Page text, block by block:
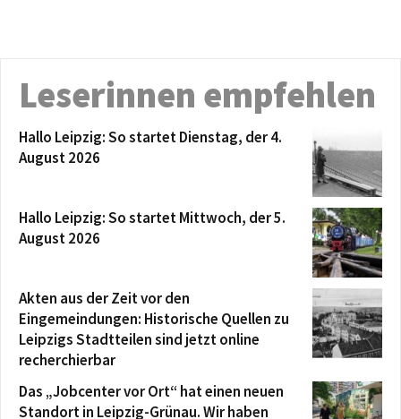
Leserinnen empfehlen
Hallo Leipzig: So startet Dienstag, der 4.
August 2026
Hallo Leipzig: So startet Mittwoch, der 5.
August 2026
Akten aus der Zeit vor den
Eingemeindungen: Historische Quellen zu
Leipzigs Stadtteilen sind jetzt online
recherchierbar
Das „Jobcenter vor Ort“ hat einen neuen
Standort in Leipzig-Grünau. Wir haben